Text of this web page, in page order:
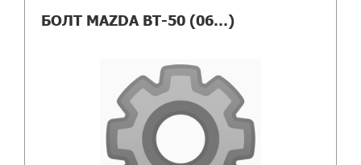
БОЛТ MAZDA BT-50 (06…)